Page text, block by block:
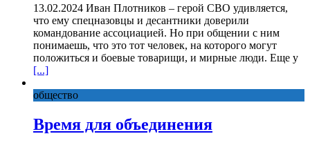
13.02.2024 Иван Плотников – герой СВО удивляется,
что ему спецназовцы и десантники доверили
командование ассоциацией. Но при общении с ним
понимаешь, что это тот человек, на которого могут
положиться и боевые товарищи, и мирные люди. Еще у
[...]
общество
Время для объединения